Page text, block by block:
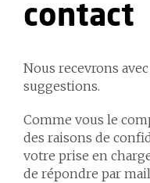
contact
Nous recevrons
suggestions.
Comme vous le
des raisons de
votre prise en
de répondre par